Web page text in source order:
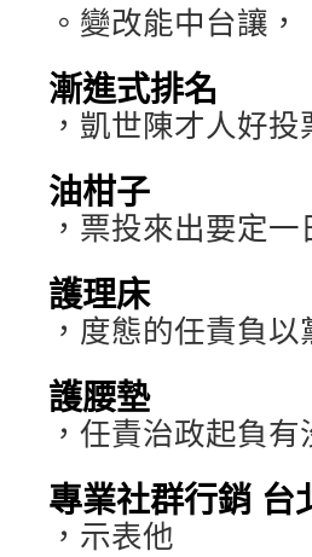
。變改能中台讓，
漸進式排名
，凱世陳才人好投
油柑子
，票投來出要定
護理床
，度態的任責負以
護腰墊
，任責治政起負有
專業社群行銷 台
，示表他